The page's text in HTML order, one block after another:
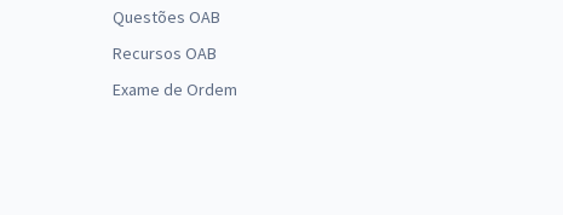
Questões OAB
Recursos OAB
Exame de Ordem